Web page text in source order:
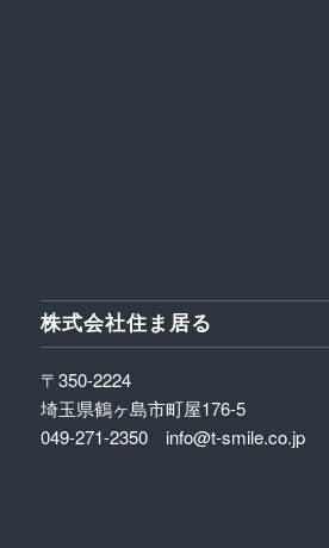
株式会社住ま居る
〒350-2224
埼玉県鶴ヶ島市町屋176-5
049-271-2350 info@t-smile.co.jp